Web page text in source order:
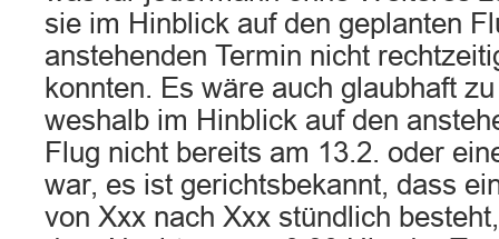
sie im Hinblick auf den geplanten
anstehenden Termin nicht
konnten. Es wäre auch glaubhaft
weshalb im Hinblick auf den
Flug nicht bereits am 13.2. oder
war, es ist gerichtsbekannt, dass
von Xxx nach Xxx stündlich